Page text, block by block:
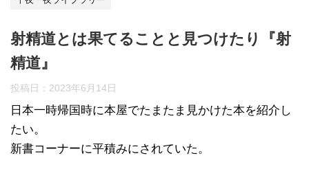
射精道とは果てることと見つけたり『射
精道』
投稿日： 2023年6月14日
日本一時帰国時に本屋でたまたま見かけた本を紹介し
たい。
新書コーナーに平積みにされていた。